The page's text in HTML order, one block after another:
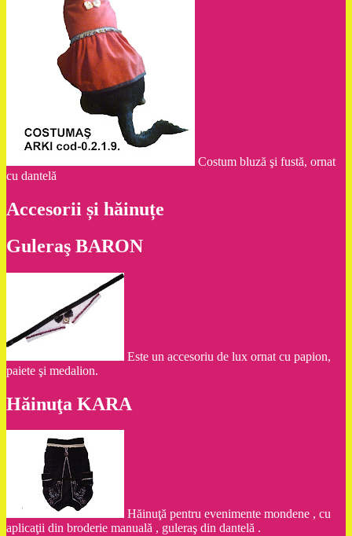
Costum bluză şi fustă, ornat
cu dantelă
Accesorii și hăinuțe
Guleraş BARON
Este un accesoriu de lux ornat cu papion,
paiete şi medalion.
Hăinuţa KARA
Hăinuţă pentru evenimente mondene , cu
aplicaţii din broderie manuală , guleraş din dantelă .